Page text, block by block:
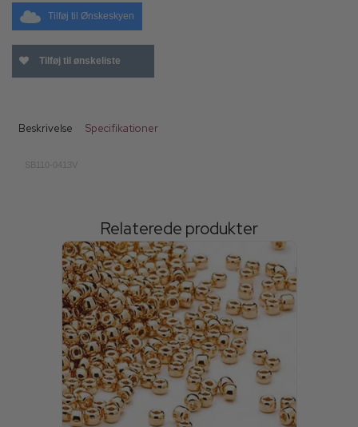
Tilføj til Ønskeskyen
Tilføj til ønskeliste
Beskrivelse Specifikationer
SB110-0413V
Relaterede produkter